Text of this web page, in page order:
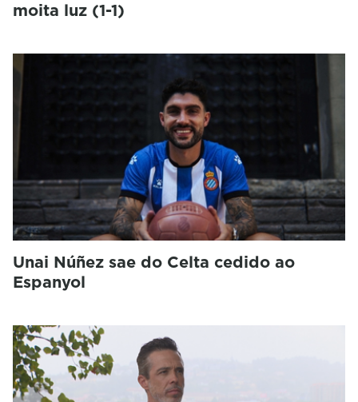
moita luz (1-1)
Unai Núñez sae do Celta cedido ao
Espanyol